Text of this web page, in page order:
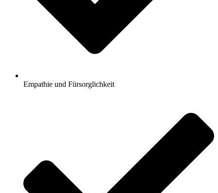
Empathie und Fürsorglichkeit